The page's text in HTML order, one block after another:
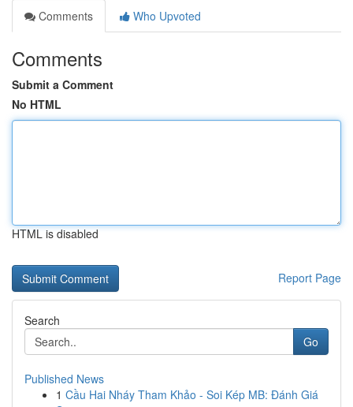
Comments
Who Upvoted
Comments
Submit a Comment
No HTML
HTML is disabled
Report Page
Search
Go
Published News
1 Cầu Hai Nháy Tham Khảo - Soi Kép MB: Đánh Giá